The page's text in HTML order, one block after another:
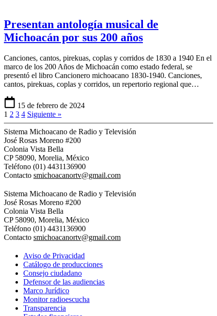
Presentan antología musical de
Michoacán por sus 200 años
Canciones, cantos, pirekuas, coplas y corridos de 1830 a 1940 En el
marco de los 200 Años de Michoacán como estado federal, se
presentó el libro Cancionero michoacano 1830-1940. Canciones,
cantos, pirekuas, coplas y corridos, un repertorio regional que…
15 de febrero de 2024
1 2 3 4 Siguiente »
Sistema Michoacano de Radio y Televisión
José Rosas Moreno #200
Colonia Vista Bella
CP 58090, Morelia, México
Teléfono (01) 4431136900
Contacto smichoacanortv@gmail.com
Sistema Michoacano de Radio y Televisión
José Rosas Moreno #200
Colonia Vista Bella
CP 58090, Morelia, México
Teléfono (01) 4431136900
Contacto smichoacanortv@gmail.com
Aviso de Privacidad
Catálogo de producciones
Consejo ciudadano
Defensor de las audiencias
Marco Jurídico
Monitor radioescucha
Transparencia